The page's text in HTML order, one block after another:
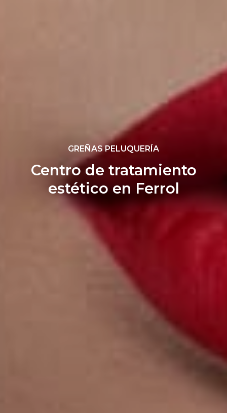
Centro de tratamiento
estético en Ferrol